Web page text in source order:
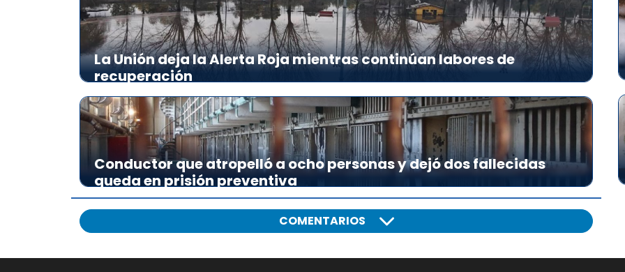
La Unión deja la Alerta Roja mientras continúan labores de
recuperación
Conductor que atropelló a ocho personas y dejó dos fallecidas
queda en prisión preventiva
COMENTARIOS